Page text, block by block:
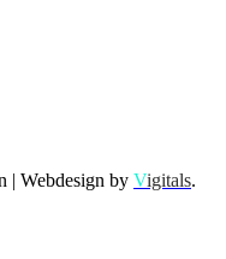
| Webdesign by Vigitals.